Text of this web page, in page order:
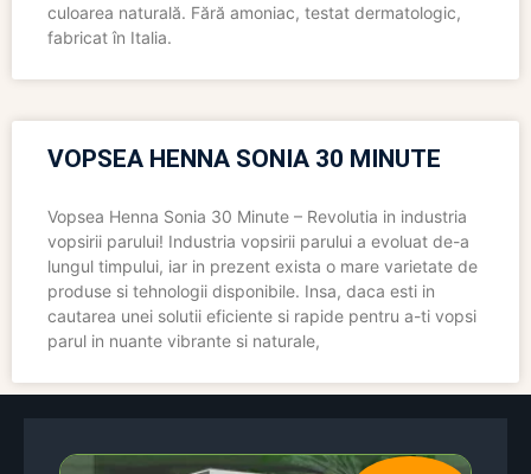
culoarea naturală. Fără amoniac, testat dermatologic,
fabricat în Italia.
VOPSEA HENNA SONIA 30 MINUTE
Vopsea Henna Sonia 30 Minute – Revolutia in industria
vopsirii parului! Industria vopsirii parului a evoluat de-a
lungul timpului, iar in prezent exista o mare varietate de
produse si tehnologii disponibile. Insa, daca esti in
cautarea unei solutii eficiente si rapide pentru a-ti vopsi
parul in nuante vibrante si naturale,